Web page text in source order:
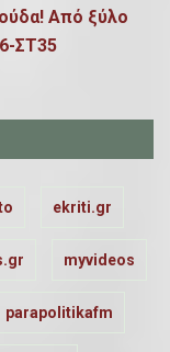
Από ξύλο
ΣΤ35
ekriti.gr
myvideos
parapolitikafm